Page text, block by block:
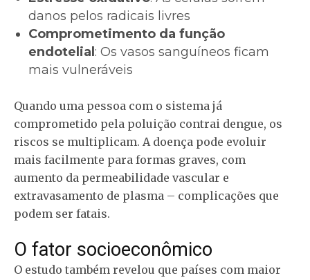
danos pelos radicais livres
Comprometimento da função
endotelial : Os vasos sanguíneos ficam
mais vulneráveis
Quando uma pessoa com o sistema já
comprometido pela poluição contrai dengue, os
riscos se multiplicam. A doença pode evoluir
mais facilmente para formas graves, com
aumento da permeabilidade vascular e
extravasamento de plasma – complicações que
podem ser fatais.
O fator socioeconômico
O estudo também revelou que países com maior